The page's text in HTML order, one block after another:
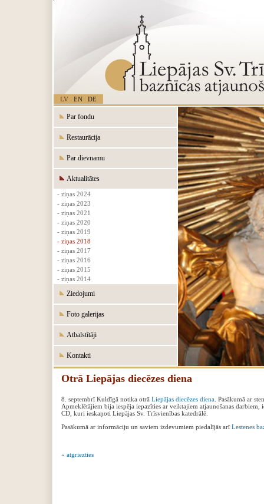
LV EN DE
Par fondu
Restaurācija
Par dievnamu
Aktualitātes
- ziņas 2024
- ziņas 2023
- ziņas 2021
- ziņas 2020
- ziņas 2019
- ziņas 2018
- ziņas 2017
- ziņas 2016
- ziņas 2015
- ziņas 2014
Ziedojumi
Foto galerijas
Atbalstītāji
Kontakti
Otrā Liepājas diecēzes diena
8. septembrī Kuldīgā notika otrā Liepājas diecēzes diena. Pasākumā ar
Apmeklētājiem bija iespēja iepazīties ar veiktajiem atjaunošanas
CD, kuri ieskaņoti Liepājas Sv. Trīsvienības katedrālē.
Pasākumā ar informāciju un saviem izdevumiem piedalījās arīLestenes
« atgriezties